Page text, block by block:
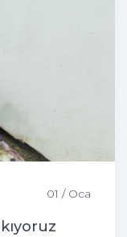
01 / Oca